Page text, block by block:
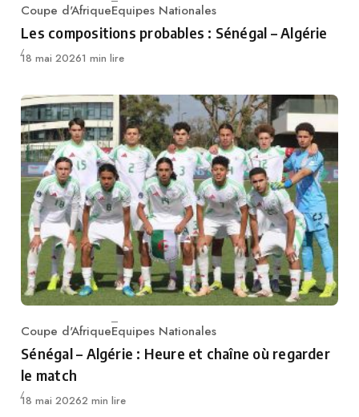
Category
Coupe d'AfriqueEquipes Nationales
Les compositions probables : Sénégal – Algérie
Publié
18 mai 20261 min lire
Category
Coupe d'AfriqueEquipes Nationales
Sénégal – Algérie : Heure et chaîne où regarder
le match
Publié
18 mai 20262 min lire